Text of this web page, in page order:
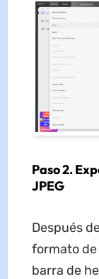
Paso 2.
JPEG
Después
formato de
barra de